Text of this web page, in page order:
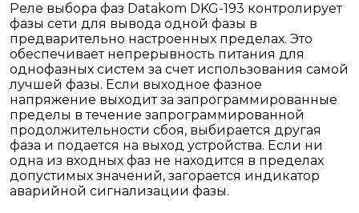
Реле выбора фаз Datakom DKG-193 контролирует
фазы сети для вывода одной фазы в
предварительно настроенных пределах. Это
обеспечивает непрерывность питания для
однофазных систем за счет использования самой
лучшей фазы. Если выходное фазное
напряжение выходит за запрограммированные
пределы в течение запрограммированной
продолжительности сбоя, выбирается другая
фаза и подается на выход устройства. Если ни
одна из входных фаз не находится в пределах
допустимых значений, загорается индикатор
аварийной сигнализации фазы.